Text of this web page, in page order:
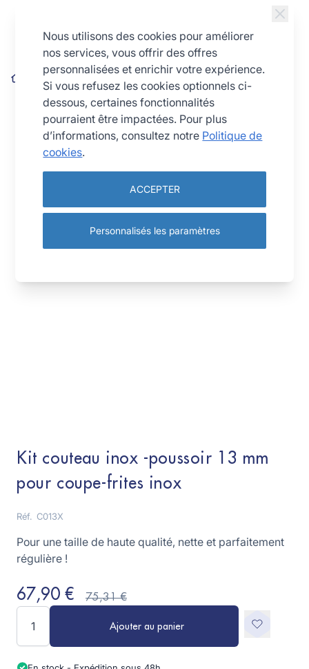
Kit couteau inox -poussoir 13 mm pour coupe-frites inox
Kit couteau inox -poussoir 13 mm
pour coupe-frites inox
Réf. C013X
Pour une taille de haute qualité, nette et parfaitement
régulière !
67,90 € 75,31 €
Ajouter au panier
Nous utilisons des cookies pour améliorer
nos services, vous offrir des offres
personnalisées et enrichir votre expérience.
Si vous refusez les cookies optionnels ci-
dessous, certaines fonctionnalités
pourraient être impactées. Pour plus
d’informations, consultez notre Politique de
cookies.
ACCEPTER
Personnalisés les paramètres